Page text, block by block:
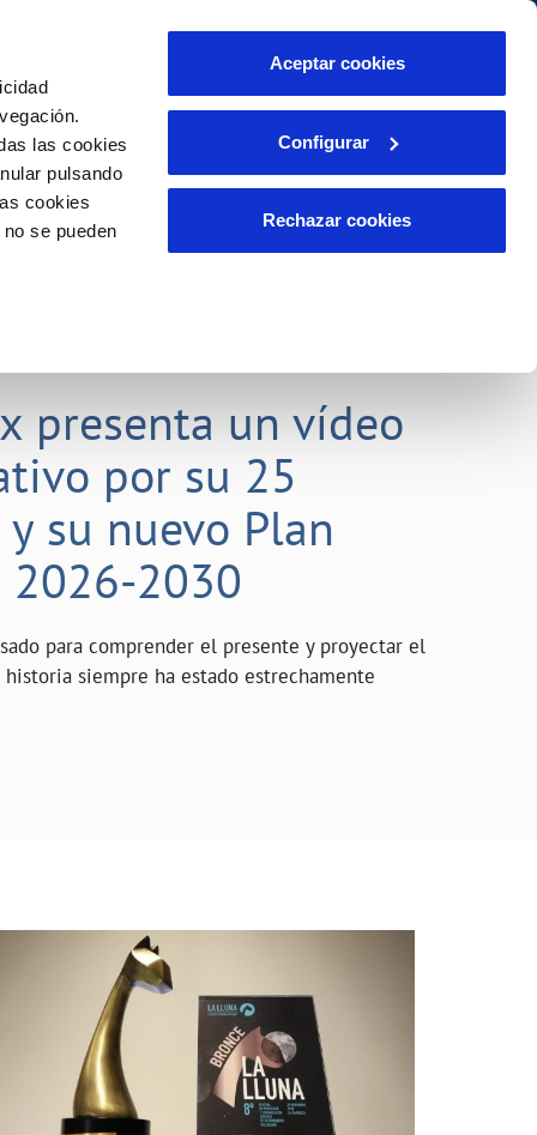
las cookies
pulsando
cookies
se pueden
Aceptar cookies
Configurar
Rechazar cookies
INCIDENCIAS
Comunica anomalías o posibles
PORTAL DE TRANSPARENCIA
Área de clientes Se abre en otra
presenta un vídeo
por su 25
su nuevo Plan
2026-2030
para comprender el presente y proyectar el
siempre ha estado estrechamente